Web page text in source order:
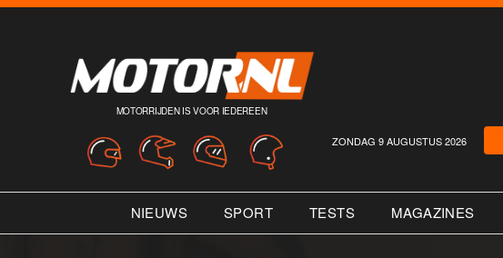
MOTORRIJDEN IS VOOR IEDEREEN
ZONDAG 9 AUGUSTUS 2026
NIEUWS SPORT TESTS MAGAZINES